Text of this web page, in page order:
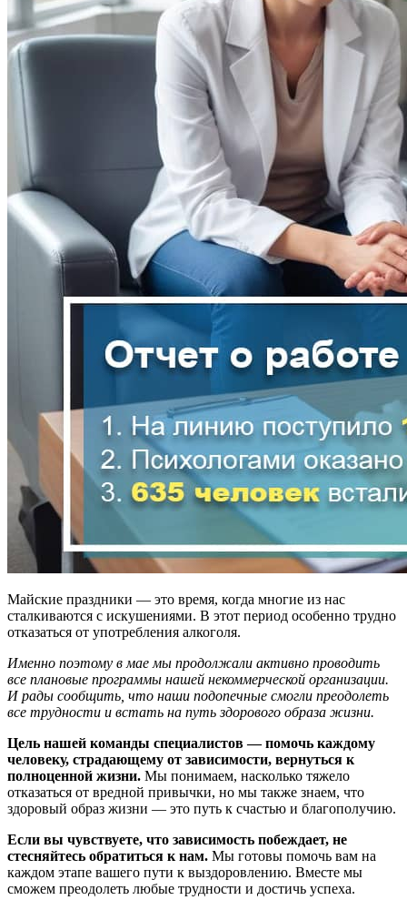
Майские праздники — это время, когда многие из нас
сталкиваются с искушениями. В этот период особенно трудно
отказаться от употребления алкоголя.
Именно поэтому в мае мы продолжали активно проводить
все плановые программы нашей некоммерческой организации.
И рады сообщить, что наши подопечные смогли преодолеть
все трудности и встать на путь здорового образа жизни.
Цель нашей команды специалистов — помочь каждому
человеку, страдающему от зависимости, вернуться к
полноценной жизни. Мы понимаем, насколько тяжело
отказаться от вредной привычки, но мы также знаем, что
здоровый образ жизни — это путь к счастью и благополучию.
Если вы чувствуете, что зависимость побеждает, не
стесняйтесь обратиться к нам. Мы готовы помочь вам на
каждом этапе вашего пути к выздоровлению. Вместе мы
сможем преодолеть любые трудности и достичь успеха.